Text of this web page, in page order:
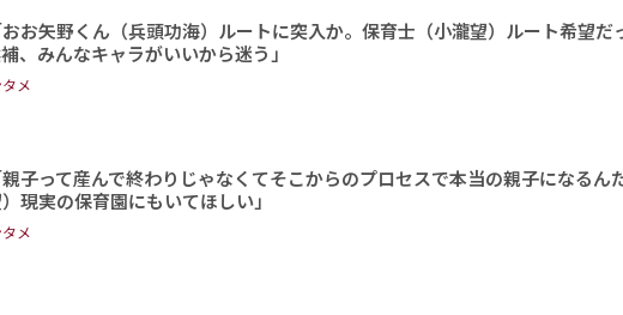
おお矢野くん（兵頭功海）ルートに突入か。保育士（小瀧望）ルート希望だ
、みんなキャラがいいから迷う」
メ
親子って産んで終わりじゃなくてそこからのプロセスで本当の親子になるん
現実の保育園にもいてほしい」
メ